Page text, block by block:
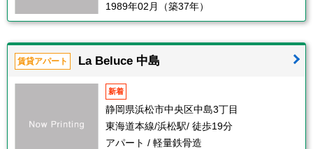
1989年02月（築37年）
賃貸アパート La Beluce 中島
新着
静岡県浜松市中央区中島3丁目
東海道本線/浜松駅/ 徒歩19分
アパート / 軽量鉄骨造